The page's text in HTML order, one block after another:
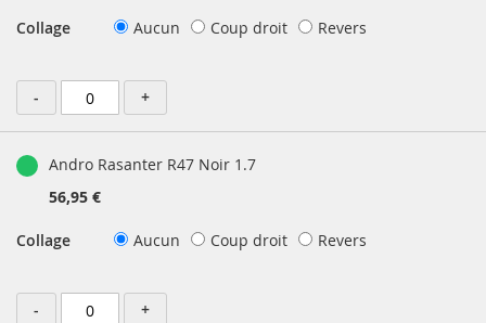
Collage Aucun Coup droit Revers
- +
Andro Rasanter R47 Noir 1.7
56,95 €
Collage Aucun Coup droit Revers
- +